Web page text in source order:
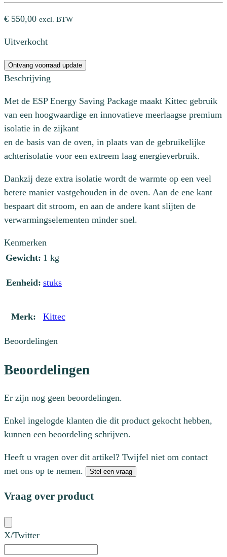
€ 550,00 excl. BTW
Uitverkocht
Ontvang voorraad update
Beschrijving
Met de ESP Energy Saving Package maakt Kittec gebruik
van een hoogwaardige en innovatieve meerlaagse premium
isolatie in de zijkant
en de basis van de oven, in plaats van de gebruikelijke
achterisolatie voor een extreem laag energieverbruik.
Dankzij deze extra isolatie wordt de warmte op een veel
betere manier vastgehouden in de oven. Aan de ene kant
bespaart dit stroom, en aan de andere kant slijten de
verwarmingselementen minder snel.
Kenmerken
Gewicht: 1 kg
Eenheid: stuks
Merk: Kittec
Beoordelingen
Beoordelingen
Er zijn nog geen beoordelingen.
Enkel ingelogde klanten die dit product gekocht hebben,
kunnen een beoordeling schrijven.
Heeft u vragen over dit artikel? Twijfel niet om contact
met ons op te nemen.
Stel een vraag
Vraag over product
X/Twitter